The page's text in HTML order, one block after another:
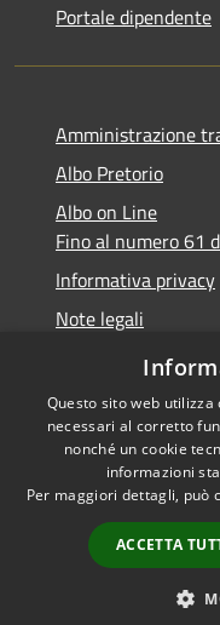
Portale dipendente
Amministrazione
Albo Pretorio
Albo on Line
Fino al numero 61
Informativa privacy
Note legali
Dichiarazione di
Accessibilità
Questo sito web
necessari al corretto
nonché un cookie
informazioni
Per maggiori dettagli, può
ACCETTA